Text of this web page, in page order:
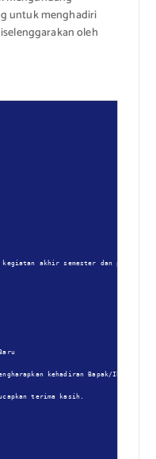
untuk menghadiri
oleh
kegiatan akhir semester dan
kehadiran Bapak/Ibu tepat
terima kasih.